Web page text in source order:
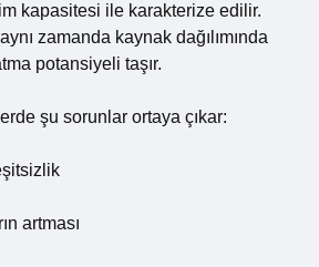
kapasitesi ile karakterize edilir.
zamanda kaynak dağılımında
potansiyeli taşır.
şu sorunlar ortaya çıkar:
artması